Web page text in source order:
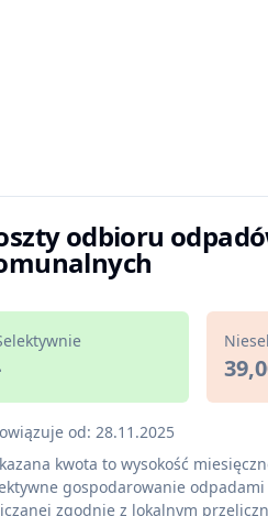
odbioru
od: 28.11.2025
kwota to wysokość
gospodarowanie
zgodnie z lokalnym